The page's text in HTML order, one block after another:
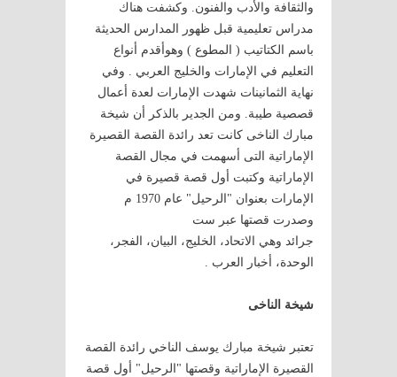
والثقافة والأدب والفنون. وكشفت هناك
مدراس تعليمية قبل ظهور المدارس الحديثة
باسم الكتاتيب ( المطوع ) وهوأقدم أنواع
التعليم في الإمارات والخليج العربي . وفي
نهاية الثمانينات شهدت الإمارات لعدة أعمال
قصصية طيبة. ومن الجدير بالذكر أن شيخة
مبارك الناخى كانت تعد رائدة القصة القصيرة
الإماراتية التى أسهمت في مجال القصة
الإماراتية وكتبت أول قصة قصيرة في
الإمارات بعنوان "الرحيل" عام 1970 م
وصدرت قصتها عبر ست
جرائد وهي الاتحاد، الخليج، البيان، الفجر،
الوحدة، أخبار العرب .
شيخة الناخى
تعتبر شيخة مبارك يوسف الناخي رائدة القصة
القصيرة الإماراتية وقصتها "الرحيل" أول قصة